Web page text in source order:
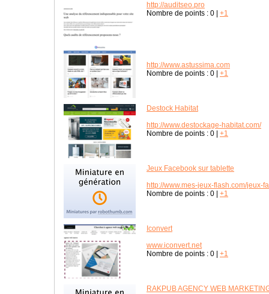
http://auditseo.pro
Nombre de points : 0 +1
http://www.astussima.com
Nombre de points : 0 +1
Destock Habitat
http://www.destockage-habitat.com/
Nombre de points : 0 +1
Jeux Facebook sur tablette
http://www.mes-jeux-flash.com/jeux-
Nombre de points : 0 +1
Iconvert
www.iconvert.net
Nombre de points : 0 +1
RAKPUB AGENCY WEB